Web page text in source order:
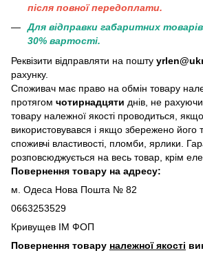
пiсля повної передоплати.
Для відправки габаритних
30% вартості.
Реквізити відправляти на пошту
рахунку.
Споживач має право на обмін товару
протягом чотирнадцяти днів, не
товару належної якості проводиться,
використовувався і якщо збережено його
споживчі властивості, пломби, ярлики.
розповсюджується на весь товар, крім
Повернення товару на адресу:
м. Одеса Нова Пошта № 82
0663253529
Кривущев ІМ ФОП
Повернення товару належної якості